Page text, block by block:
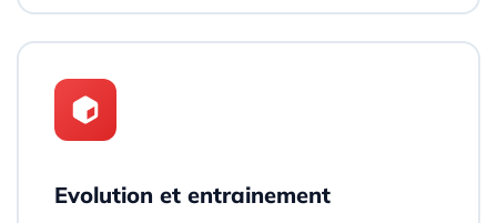
Evolution et entrainement